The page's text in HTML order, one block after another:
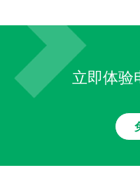
立即体验